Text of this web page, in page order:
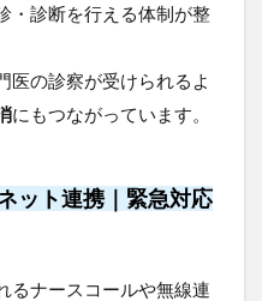
・診断を行える体制が整
医の診察が受けられるよ
にもつながっています。
ット連携｜緊急対応
るナースコールや無線連